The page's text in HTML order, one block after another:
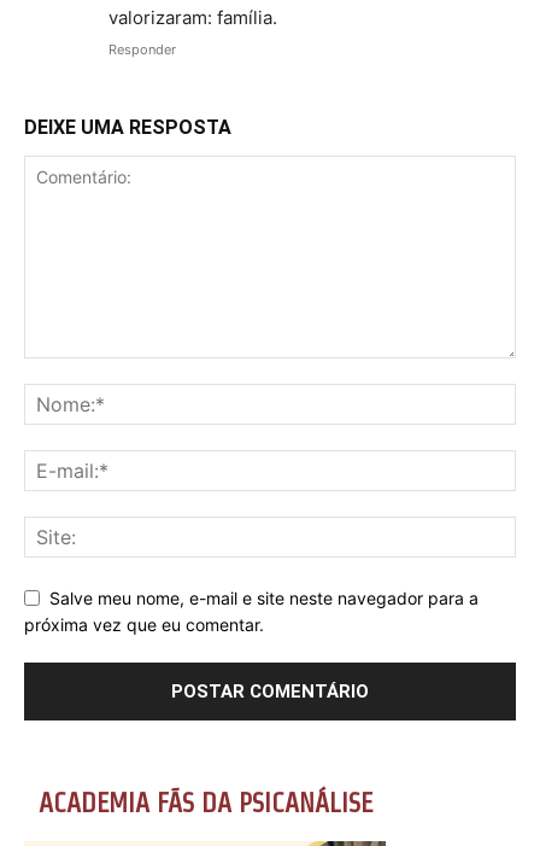
valorizaram: família.
Responder
DEIXE UMA RESPOSTA
Salve meu nome, e-mail e site neste navegador para a
próxima vez que eu comentar.
ACADEMIA FÃS DA PSICANÁLISE